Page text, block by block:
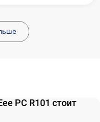
PC R101 стоит